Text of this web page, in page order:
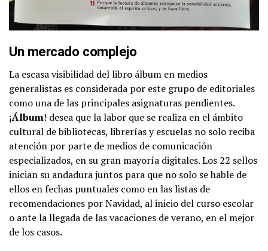
Un mercado complejo
La ​escasa visibilidad ​del libro álbum en medios
generalistas es considerada por este grupo de editoriales
como una de las principales asignaturas pendientes. ​
¡Álbum! ​desea que la labor que se realiza en el ámbito
cultural de bibliotecas, librerías y escuelas no solo reciba
atención por parte de medios de comunicación
especializados, en su gran mayoría digitales. Los 22 sellos
inician su andadura juntos para que no solo se hable de
ellos en fechas puntuales como en las listas de
recomendaciones por Navidad, al inicio del curso escolar
o ante la llegada de las vacaciones de verano, en el mejor
de los casos.